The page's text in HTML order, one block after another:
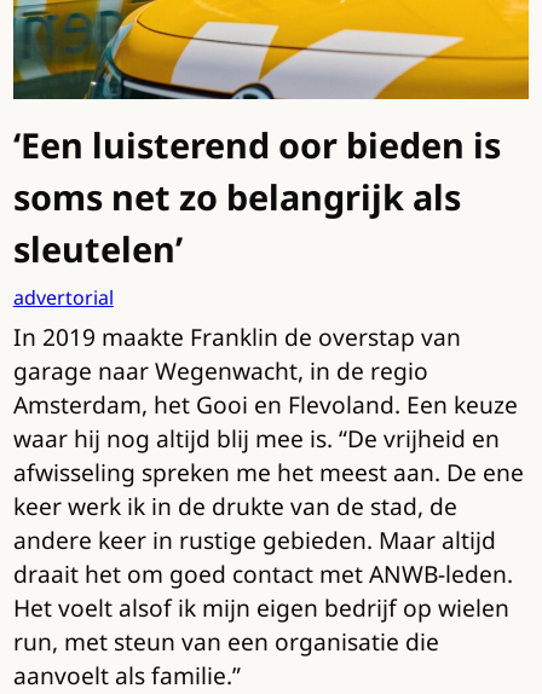
‘Een luisterend oor bieden is
soms net zo belangrijk als
sleutelen’
advertorial
In 2019 maakte Franklin de overstap van
garage naar Wegenwacht, in de regio
Amsterdam, het Gooi en Flevoland. Een keuze
waar hij nog altijd blij mee is. “De vrijheid en
afwisseling spreken me het meest aan. De ene
keer werk ik in de drukte van de stad, de
andere keer in rustige gebieden. Maar altijd
draait het om goed contact met ANWB-leden.
Het voelt alsof ik mijn eigen bedrijf op wielen
run, met steun van een organisatie die
aanvoelt als familie.”